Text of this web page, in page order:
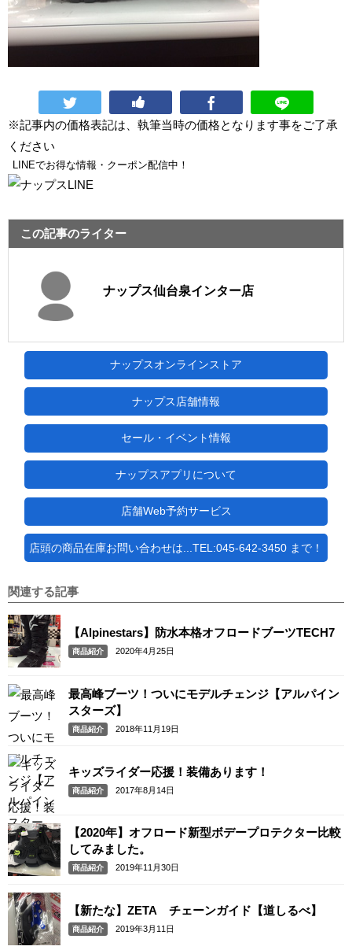
※記事内の価格表記は、執筆当時の価格となります事をご了承
ください
LINEでお得な情報・クーポン配信中！
この記事のライター
ナップス仙台泉インター店
ナップスオンラインストア
ナップス店舗情報
セール・イベント情報
ナップスアプリについて
店舗Web予約サービス
店頭の商品在庫お問い合わせは...TEL:045-642-3450 まで！
関連する記事
【Alpinestars】防水本格オフロードブーツTECH7
商品紹介 2020年4月25日
最高峰ブーツ！ついにモデルチェンジ【アルパイン
スターズ】
商品紹介 2018年11月19日
キッズライダー応援！装備あります！
商品紹介 2017年8月14日
【2020年】オフロード新型ボデープロテクター比較
してみました。
商品紹介 2019年11月30日
【新たな】ZETA チェーンガイド【道しるべ】
商品紹介 2019年3月11日